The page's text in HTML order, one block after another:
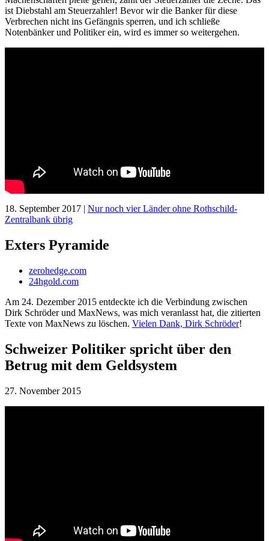
ist Diebstahl am Steuerzahler! Bevor wir die Banker für diese
Verbrechen nicht ins Gefängnis sperren, und ich schließe
Notenbänker und Politiker ein, wird es immer so weitergehen.
18. September 2017 | Nur noch vier Länder ohne Rothschild-
Zentralbank übrig
Exters Pyramide
zerohedge.com
24hgold.com
Am 24. Dezember 2015 entdeckte ich die Verbindung zwischen
Dirk Schröder und MaxNews, was mich veranlasst hat, die zitierten
Texte von MaxNews zu löschen. Vielen Dank, Dirk Schröder!
Schweizer Politiker spricht über den
Betrug mit dem Geldsystem
27. November 2015